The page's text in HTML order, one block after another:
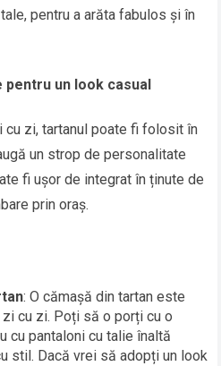
pentru a arăta fabulos și în
un look casual
cu zi, tartanul poate fi folosit în
un strop de personalitate
fi ușor de integrat în ținute de
prin oraș.
: O cămașă din tartan este
cu zi. Poți să o porți cu o
cu pantaloni cu talie înaltă
stil. Dacă vrei să adopți un look